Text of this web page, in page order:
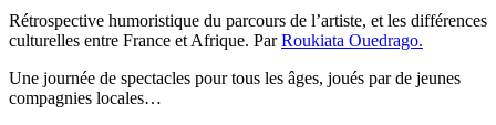
Rétrospective humoristique du parcours de l’artiste, et les différences
culturelles entre France et Afrique. ParRoukiata Ouedrago.
Une journée de spectacles pour tous les âges, joués par de jeunes
compagnies locales…